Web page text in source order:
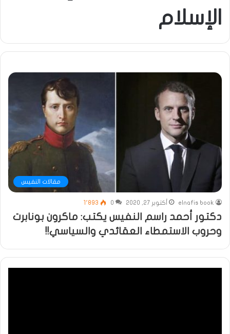
الإسلام
مقالات النفيس
elnafis book أكتوبر 27, 2020 0 1٬893
دكتور أحمد راسم النفيس يكتب: ماكرون بونابرت
وحروب الاستمطاء العقائدي والسياسي!!